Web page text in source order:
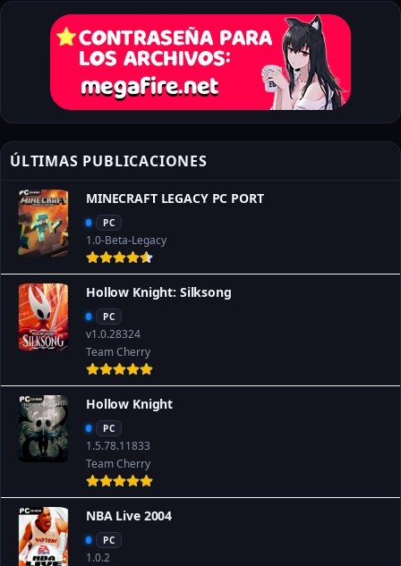
ÚLTIMAS PUBLICACIONES
MINECRAFT LEGACY PC PORT
PC
1.0-Beta-Legacy
Hollow Knight: Silksong
PC
v1.0.28324
Team Cherry
Hollow Knight
PC
1.5.78.11833
Team Cherry
NBA Live 2004
PC
1.0.2